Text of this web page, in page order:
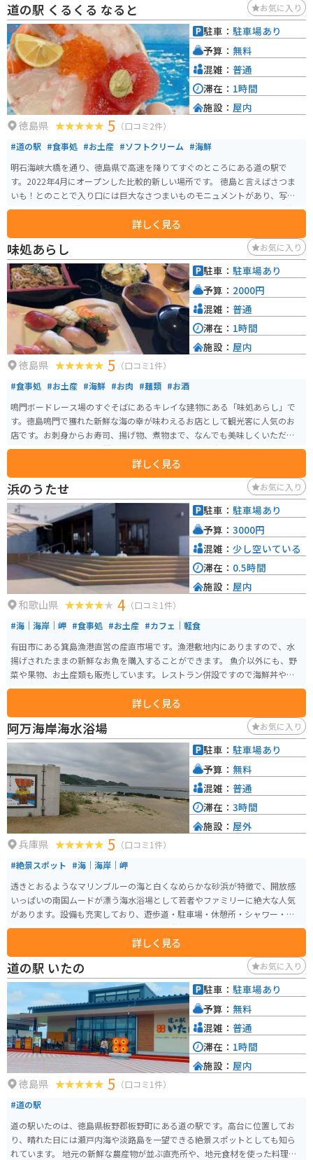
た、日帰り入浴施設「温泉の里」では、アルカリ性単純温泉を楽しむことが
できます。露天風呂からは、周囲の山々を一望でき、旅の疲れを癒すのに最適
です。 バイクで訪れる場合、道の駅には広々とした駐車場が完備されている
ので安心です。周辺には、美しい渓谷美で知られる「雨乞いの滝」や、標高1,
000m級の山々が連なる「剣山スーパー林道」など、ツーリングスポットも充
実しています。道の駅 温泉の里神山は、自然豊かな神山町の魅力を満喫でき
るスポットです。
道の駅 くるくる なると お気に入り
徳島県 5 （口コミ2件）
#道の駅 #食事処 #お土産 #ソフトクリーム #海鮮
明石海峡大橋を通り、徳島県で高速を降りてすぐのところにある道の駅で
す。2022年4月にオープンした比較的新しい場所です。 徳島と言えばさつま
いも！とのことで入り口には巨大なさつまいものモニュメントがあり、写真
スポットです。2階建の施設はとてもキレイで、食べ物やお土産、野菜、デザ
ートなどたくさん売っています。店内で食べれる海鮮丼は人気で種類も豊富
で新鮮です。
詳しく見る
駐車： 駐車場あり
予算： 無料
混雑： 普通
滞在： 1時間
施設： 屋内
味処あらし お気に入り
徳島県 5 （口コミ1件）
#食事処 #お土産 #海鮮 #お肉 #麺類 #お酒
鳴門ボードレース場のすぐそばにあるキレイな建物にある「味処あらし」で
す。徳島鳴門で獲れた新鮮な海の幸が味わえるお店として観光客に人気のお
店です。お刺身からお寿司、揚げ物、煮物まで、なんでも美味しくいただけ
ます。ボートレース場に併設されている感じなので、駐車場も広々です。
詳しく見る
駐車： 駐車場あり
予算： 2000円
混雑： 普通
滞在： 1時間
施設： 屋内
浜のうたせ お気に入り
和歌山県 4 （口コミ1件）
#海｜海岸｜岬 #食事処 #お土産 #カフェ｜軽食
有田市にある箕島漁港直営の産直市場です。漁港敷地内にありますので、水
揚げされたままの新鮮なお魚を購入することができます。 魚介以外にも、野
菜や果物、お土産類も販売しています。レストラン併設ですので海鮮丼やお
魚料理などをメインに楽しむことができます。
詳しく見る
駐車： 駐車場あり
予算： 3000円
混雑： 少し空いている
滞在： 0.5時間
施設： 屋内
阿万海岸海水浴場 お気に入り
兵庫県 5 （口コミ1件）
#絶景スポット #海｜海岸｜岬
透きとおるようなマリンブルーの海と白くなめらかな砂浜が特徴で、開放感
いっぱいの南国ムードが漂う海水浴場として若者やファミリーに絶大な人気
があります。設備も充実しており、遊歩道・駐車場・休憩所・シャワー・ト
イレなどがあります。夜にはウミホタルの発光によって幻想的な風景が見ら
れます。朝と夜、いつ行っても違った景色が楽しめる場所です。
詳しく見る
駐車： 駐車場あり
予算： 無料
混雑： 普通
滞在： 3時間
施設： 屋外
道の駅 いたの お気に入り
徳島県 5 （口コミ1件）
#道の駅
道の駅いたのは、徳島県板野郡板野町にある道の駅です。高台に位置してお
り、晴れた日には瀬戸内海や淡路島を一望できる絶景スポットとしても知ら
れています。 地元の新鮮な農産物が並ぶ直売所や、地元食材を使った料理が
駐車： 駐車場あり
予算： 無料
混雑： 普通
滞在： 1時間
施設： 屋内